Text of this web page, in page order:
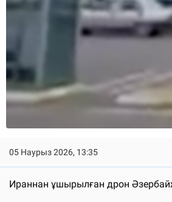
05 Наурыз 2026, 13:35
Ираннан ұшырылған дрон